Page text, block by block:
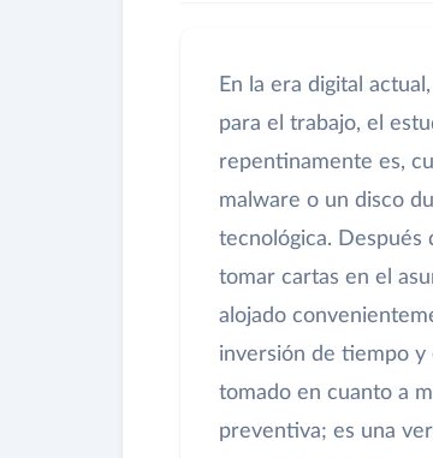
En la era digital
para el trabajo, el
repentinamente es,
malware o un disco
tecnológica. Después
tomar cartas en el
alojado
inversión de tiempo y
tomado en cuanto a
preventiva; es una